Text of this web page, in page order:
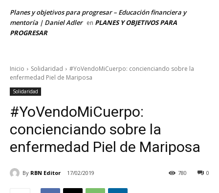
Planes y objetivos para progresar – Educación financiera y
mentoría | Daniel Adler en PLANES Y OBJETIVOS PARA
PROGRESAR